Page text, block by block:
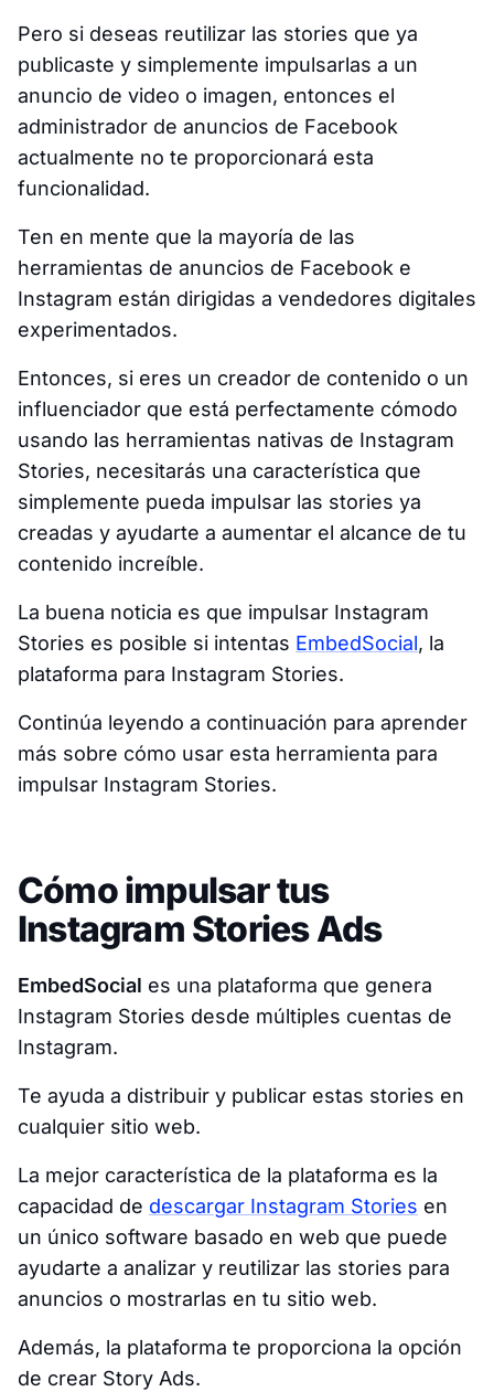
Pero si deseas reutilizar las stories que ya
publicaste y simplemente impulsarlas a un
anuncio de video o imagen, entonces el
administrador de anuncios de Facebook
actualmente no te proporcionará esta
funcionalidad.
Ten en mente que la mayoría de las
herramientas de anuncios de Facebook e
Instagram están dirigidas a vendedores digitales
experimentados.
Entonces, si eres un creador de contenido o un
influenciador que está perfectamente cómodo
usando las herramientas nativas de Instagram
Stories, necesitarás una característica que
simplemente pueda impulsar las stories ya
creadas y ayudarte a aumentar el alcance de tu
contenido increíble.
La buena noticia es que impulsar Instagram
Stories es posible si intentas EmbedSocial, la
plataforma para Instagram Stories.
Continúa leyendo a continuación para aprender
más sobre cómo usar esta herramienta para
impulsar Instagram Stories.
Cómo impulsar tus
Instagram Stories Ads
EmbedSocial es una plataforma que genera
Instagram Stories desde múltiples cuentas de
Instagram.
Te ayuda a distribuir y publicar estas stories en
cualquier sitio web.
La mejor característica de la plataforma es la
capacidad de descargar Instagram Stories en
un único software basado en web que puede
ayudarte a analizar y reutilizar las stories para
anuncios o mostrarlas en tu sitio web.
Además, la plataforma te proporciona la opción
de crear Story Ads.